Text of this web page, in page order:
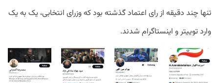
تنها چند دقیقه از رای اعتماد گذشته بود که وزرای انتخابی، یک به یک
وارد توییتر و اینستاگرام شدند.